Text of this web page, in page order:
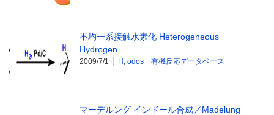
不均一系接触水素化 Heterogeneous
Hydrogen…
2009/7/1 H , odos 有機反応データベース
マーデルング インドール合成／Madelung